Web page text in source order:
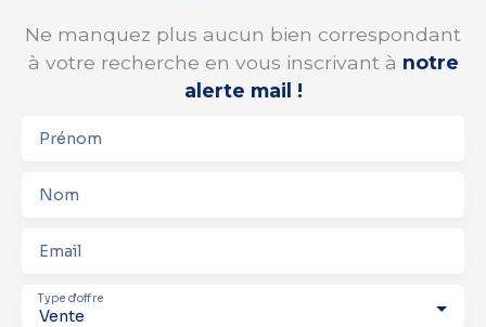
Ne manquez plus aucun bien correspondant
à votre recherche en vous inscrivant à notre
alerte mail !
Prénom
Nom
Email
Vente
Type d'offre